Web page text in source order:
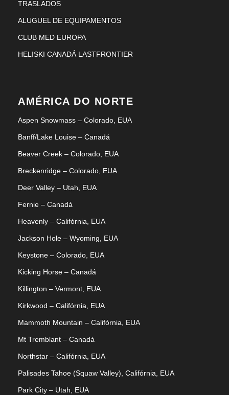
TRASLADOS
ALUGUEL DE EQUIPAMENTOS
CLUB MED EUROPA
HELISKI CANADÁ LASTFRONTIER
AMÉRICA DO NORTE
Aspen Snowmass – Colorado, EUA
Banff/Lake Louise – Canadá
Beaver Creek – Colorado, EUA
Breckenridge – Colorado, EUA
Deer Valley – Utah, EUA
Fernie – Canadá
Heavenly – Califórnia, EUA
Jackson Hole – Wyoming, EUA
Keystone – Colorado, EUA
Kicking Horse – Canadá
Killington – Vermont, EUA
Kirkwood – Califórnia, EUA
Mammoth Mountain – Califórnia, EUA
Mt Tremblant – Canadá
Northstar – Califórnia, EUA
Palisades Tahoe (Squaw Valley), Califórnia, EUA
Park City – Utah, EUA